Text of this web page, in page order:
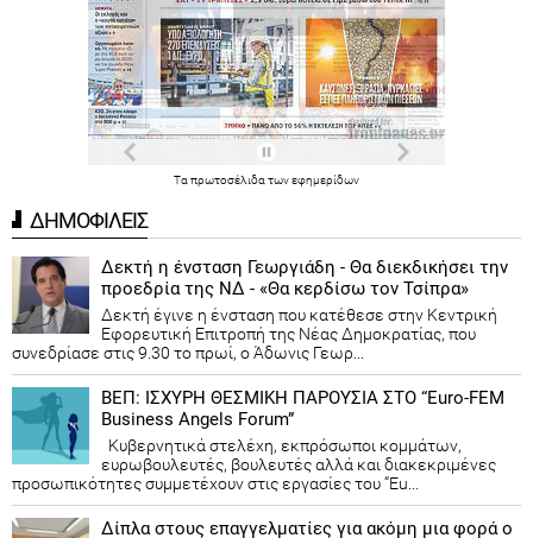
Τα πρωτοσέλιδα τωνεφημερίδων
ΔΗΜΟΦΙΛΕΙΣ
Δεκτή η ένσταση Γεωργιάδη - Θα διεκδικήσει την
προεδρία της ΝΔ - «Θα κερδίσω τον Τσίπρα»
Δεκτή έγινε η ένσταση που κατέθεσε στην Κεντρική
Εφορευτική Επιτροπή της Νέας Δημοκρατίας, που
συνεδρίασε στις 9.30 το πρωί, ο Άδωνις Γεωρ...
ΒΕΠ: ΙΣΧΥΡΗ ΘΕΣΜΙΚΗ ΠΑΡΟΥΣΙΑ ΣΤΟ “Euro-FEM
Business Angels Forum”
Κυβερνητικά στελέχη, εκπρόσωποι κομμάτων,
ευρωβουλευτές, βουλευτές αλλά και διακεκριμένες
προσωπικότητες συμμετέχουν στις εργασίες του “Eu...
Δίπλα στους επαγγελματίες για ακόμη μια φορά ο